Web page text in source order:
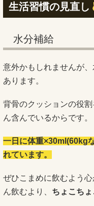
生活習慣の見直し
水分補給
意外かもしれませんが
あります。
背骨のクッションの役
ん含んでいるからです。
一日に体重×30ml(60kg
れています。
ぜひこまめに飲むよう
ん飲むより、 ちょこち